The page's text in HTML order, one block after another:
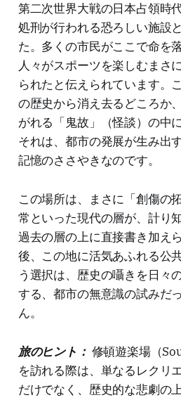
第二次世界大戦の日本占領時
処刑が行われる恐ろしい施設
た。多くの市民がここで命を
人々がスポーツを楽しむまさ
られたと伝えられています。
の歴史から消え去るどころか
がれる「鬼故」（怪談）の中
それは、都市の発展が生み出
記憶のささやきなのです。
この場所は、まさに「創傷の
常といった現代の層が、計り
過去の層の上に直接書き加え
後、この地に活気あふれる公
う選択は、歴史の囁きを日々
する、都市の無意識の試みだ
ん。
旅のヒント： 修頓遊楽場（
を訪れる際は、単なるレクリ
だけでなく、歴史的な悲劇の